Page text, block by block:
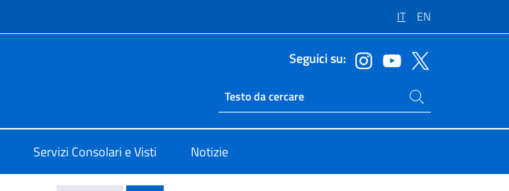
IT EN
Seguici su:
Ricerca sito live
Cerca nel sito
Servizi Consolari e Visti Notizie